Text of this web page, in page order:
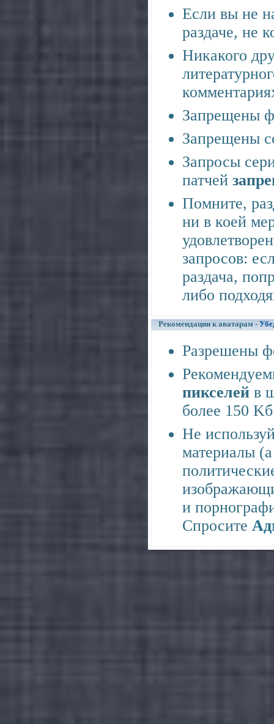
Если вы не
раздаче, не
Никакого
Запрещены
Запрещены
Запросы
патчей
Помните,
ни в коей
запросов:
раздача,
либо
Рекомендации к аватарам -
Разрешены
пикселейв
более 150
Не
материалы
и
Спросите